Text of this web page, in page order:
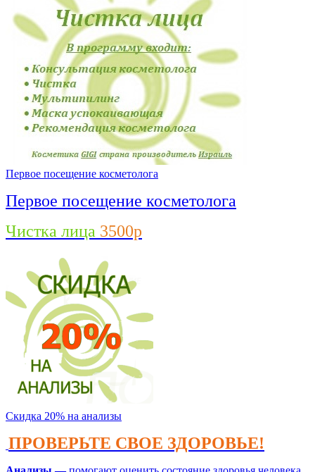
Первое посещение косметолога
Первое посещение косметолога
Чистка лица 3500р
Скидка 20% на анализы
ПРОВЕРЬТЕ СВОЕ ЗДОРОВЬЕ!